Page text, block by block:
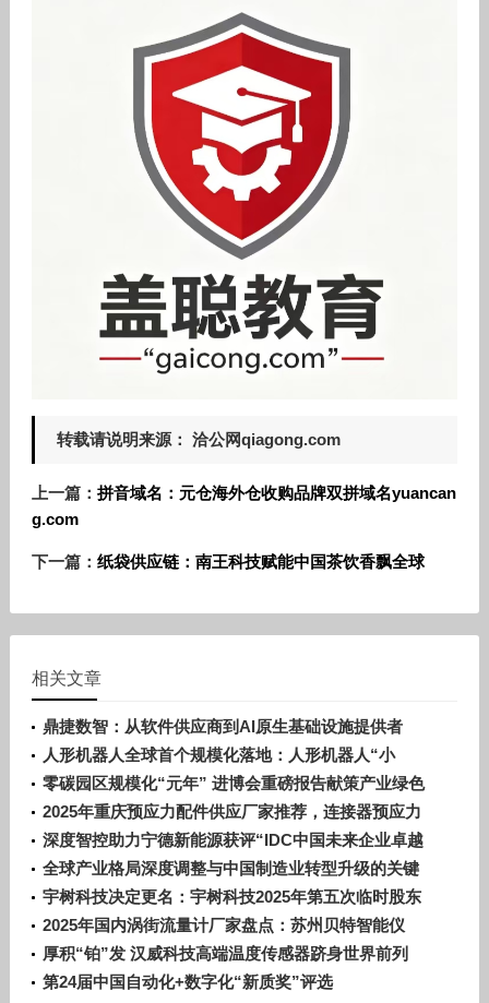
转载请说明来源： 洽公网qiagong.com
上一篇： 拼音域名：元仓海外仓收购品牌双拼域名yuancan
g.com
下一篇： 纸袋供应链：南王科技赋能中国茶饮香飘全球
相关文章
鼎捷数智：从软件供应商到AI原生基础设施提供者
人形机器人全球首个规模化落地：人形机器人“小
墨”进驻宁德时代电池生产线！
零碳园区规模化“元年” 进博会重磅报告献策产业绿色
转型
2025年重庆预应力配件供应厂家推荐，连接器预应力
配件哪家好
深度智控助力宁德新能源获评“IDC中国未来企业卓越
奖”，以PhyAI驱动工业能效智控新范式
全球产业格局深度调整与中国制造业转型升级的关键
交汇点
宇树科技决定更名：宇树科技2025年第五次临时股东
会审议通过了《关于公司更名的议案》
2025年国内涡街流量计厂家盘点：苏州贝特智能仪
表，智能涡街流量计领军者
厚积“铂”发 汉威科技高端温度传感器跻身世界前列
第24届中国自动化+数字化“新质奖”评选